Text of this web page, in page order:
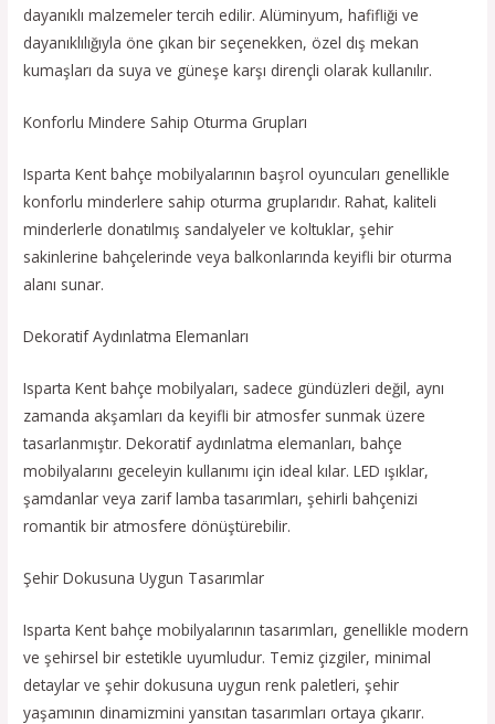
dayanıklı malzemeler tercih edilir. Alüminyum, hafifliği ve
dayanıklılığıyla öne çıkan bir seçenekken, özel dış mekan
kumaşları da suya ve güneşe karşı dirençli olarak kullanılır.
Konforlu Mindere Sahip Oturma Grupları
Isparta Kent bahçe mobilyalarının başrol oyuncuları genellikle
konforlu minderlere sahip oturma gruplarıdır. Rahat, kaliteli
minderlerle donatılmış sandalyeler ve koltuklar, şehir
sakinlerine bahçelerinde veya balkonlarında keyifli bir oturma
alanı sunar.
Dekoratif Aydınlatma Elemanları
Isparta Kent bahçe mobilyaları, sadece gündüzleri değil, aynı
zamanda akşamları da keyifli bir atmosfer sunmak üzere
tasarlanmıştır. Dekoratif aydınlatma elemanları, bahçe
mobilyalarını geceleyin kullanımı için ideal kılar. LED ışıklar,
şamdanlar veya zarif lamba tasarımları, şehirli bahçenizi
romantik bir atmosfere dönüştürebilir.
Şehir Dokusuna Uygun Tasarımlar
Isparta Kent bahçe mobilyalarının tasarımları, genellikle modern
ve şehirsel bir estetikle uyumludur. Temiz çizgiler, minimal
detaylar ve şehir dokusuna uygun renk paletleri, şehir
yaşamının dinamizmini yansıtan tasarımları ortaya çıkarır.